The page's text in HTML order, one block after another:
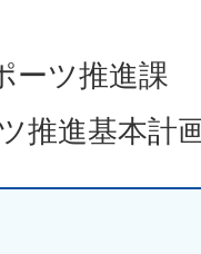
ーツ推進課
推進基本計